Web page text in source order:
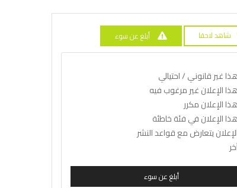
شاهد لاحقا أبلغ عن سوء
هذا غير قانوني / احتيالي
هذا الإعلان غير مرغوب فيه
هذا الإعلان مكرر
هذا الإعلان في فئة خاطئة
الإعلان يتعارض مع قواعد النشر
أبلغ عن سوء